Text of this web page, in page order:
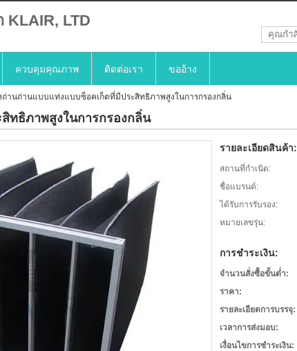
KLAIR, LTD
ควบคุมคุณภาพ ติดต่อเรา ขออ้าง
งถ่านถ่านแบบแท่งแบบซ็อคเก็ตที่มีประสิทธิภาพสูงในการกรองกลิ่น
ทธิภาพสูงในการกรองกลิ่น
รายละเอียดสินค้า:
สถานที่กำเนิด:
ชื่อแบรนด์:
ได้รับการรับรอง:
หมายเลขรุ่น:
การชำระเงิน:
จำนวนสั่งซื้อขั้นต่ำ:
ราคา:
รายละเอียดการบรรจุ:
เวลาการส่งมอบ:
เงื่อนไขการชำระเงิน: